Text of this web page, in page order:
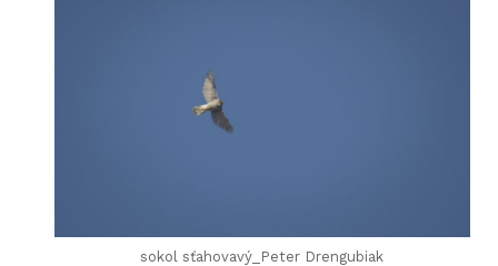
sokol sťahovavý_Peter Drengubiak